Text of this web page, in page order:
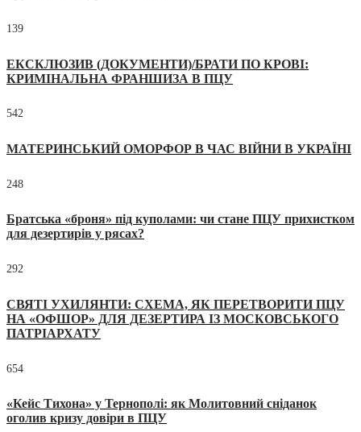
139
ЕКСКЛЮЗИВ (ДОКУМЕНТИ)/БРАТИ ПО КРОВІ:
КРИМІНАЛЬНА ФРАНШИЗА В ПЦУ
542
МАТЕРИНСЬКИЙ ОМОРФОР В ЧАС ВІЙНИ В УКРАЇНІ
248
Братська «броня» під куполами: чи стане ПЦУ прихистком
для дезертирів у рясах?
292
СВЯТІ УХИЛЯНТИ: СХЕМА, ЯК ПЕРЕТВОРИТИ ПЦУ
НА «ОФШОР» ДЛЯ ДЕЗЕРТИРА ІЗ МОСКОВСЬКОГО
ПАТРІАРХАТУ
654
«Кейс Тихона» у Тернополі: як Молитовний сніданок
оголив кризу довіри в ПЦУ